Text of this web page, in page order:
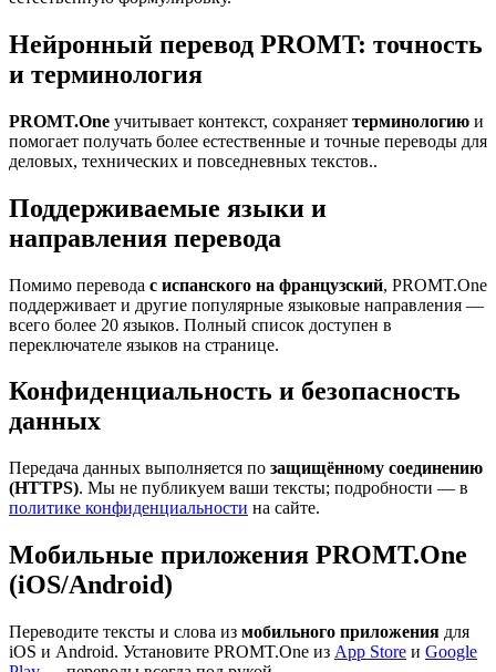
Нейронный перевод PROMT: точность
и терминология
PROMT.One учитывает контекст, сохраняет терминологию и
помогает получать более естественные и точные переводы для
деловых, технических и повседневных текстов..
Поддерживаемые языки и
направления перевода
Помимо перевода с испанского на французский, PROMT.One
поддерживает и другие популярные языковые направления —
всего более 20 языков. Полный список доступен в
переключателе языков на странице.
Конфиденциальность и безопасность
данных
Передача данных выполняется по защищённому соединению
(HTTPS). Мы не публикуем ваши тексты; подробности — в
политике конфиденциальности на сайте.
Мобильные приложения PROMT.One
(iOS/Android)
Переводите тексты и слова из мобильного приложения для
iOS и Android. Установите PROMT.One из App Store и Google